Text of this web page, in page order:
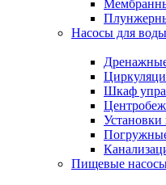
Насосы для воды
Шкаф
Пищевые